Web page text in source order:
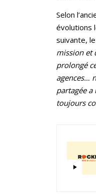
Selon
évolutions
suivante,
mission et
prolongé
agences…
partagée
toujours